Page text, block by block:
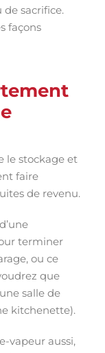
de sacrifice.
façons
le stockage et
faire
de revenu.
terminer
ou ce
que
salle de
kitchenette).
vapeur aussi,